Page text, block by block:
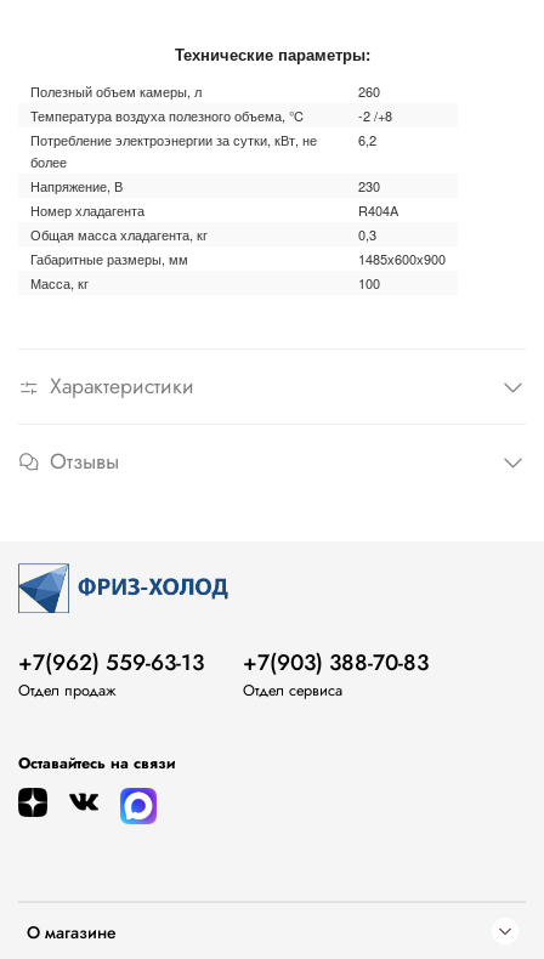
Технические параметры:
Полезный объем камеры, л
260
Температура воздуха полезного объема, °C
-2 /+8
Потребление электроэнергии за сутки, кВт, не
более
6,2
Напряжение, В
230
Номер хладагента
R404A
Общая масса хладагента, кг
0,3
Габаритные размеры, мм
1485х600х900
Масса, кг
100
Характеристики
Отзывы
О магазине
+7(962) 559-63-13
Отдел продаж
+7(903) 388-70-83
Отдел сервиса
Оставайтесь на связи